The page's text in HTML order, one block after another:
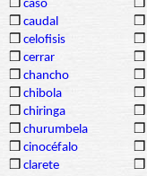
❒ caso ❒
❒ caudal ❒
❒ celofisis ❒
❒ cerrar ❒
❒ chancho ❒
❒ chibola ❒
❒ chiringa ❒
❒ churumbela ❒
❒ cinocéfalo ❒
❒ clarete ❒